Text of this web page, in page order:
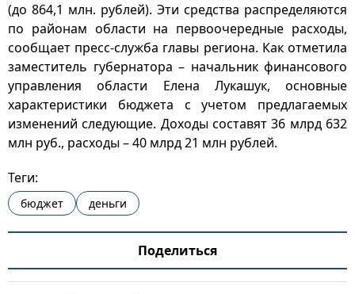
(до 864,1 млн. рублей). Эти средства распределяются
по районам области на первоочередные расходы,
сообщает пресс-служба главы региона. Как отметила
заместитель губернатора – начальник финансового
управления области Елена Лукашук, основные
характеристики бюджета с учетом предлагаемых
изменений следующие. Доходы составят 36 млрд 632
млн руб., расходы – 40 млрд 21 млн рублей.
Теги:
бюджет деньги
Поделиться